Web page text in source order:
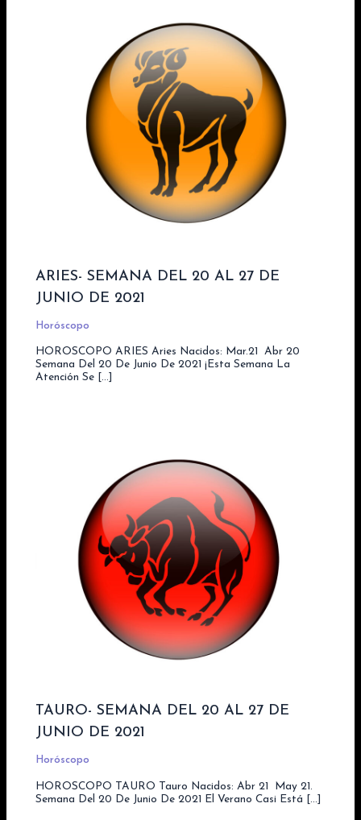
ARIES- SEMANA DEL 20 AL 27 DE
JUNIO DE 2021
Horóscopo
HOROSCOPO ARIES Aries Nacidos: Mar.21  Abr 20
Semana Del 20 De Junio De 2021 ¡Esta Semana La
Atención Se […]
TAURO- SEMANA DEL 20 AL 27 DE
JUNIO DE 2021
Horóscopo
HOROSCOPO TAURO Tauro Nacidos: Abr 21  May 21.
Semana Del 20 De Junio De 2021 El Verano Casi Está […]